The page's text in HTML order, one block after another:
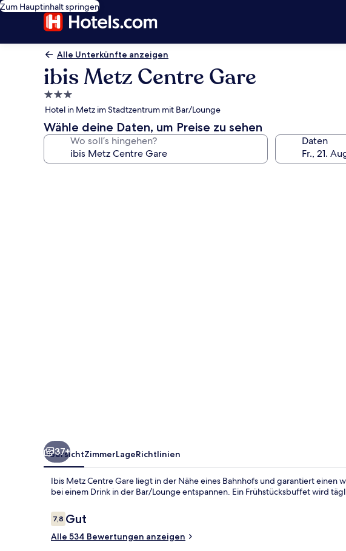
Zum Hauptinhalt springen
Alle Unterkünfte anzeigen
ibis Metz Centre Gare
3.0-
Sterne-
Unterkunft
Hotel in Metz im Stadtzentrum mit Bar/Lounge
Wähle deine Daten, um Preise zu sehen
Wo soll’s hingehen? Daten
37+
ÜbersichtZimmerLageRichtlinien
Ibis Metz Centre Gare liegt in der Nähe eines Bahnhofs und garantiert einen
bei einem Drink in der Bar/Lounge entspannen. Ein Frühstücksbuffet wird
Bewertungen
7,87,8 von 10.
Gut
Alle 534 Bewertungen anzeigen